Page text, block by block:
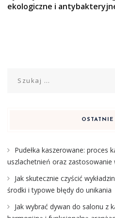
ekologiczne i
OSTATNIE
Pudełka kaszerowane: proces
uszlachetnień oraz
Jak skutecznie czyścić
środki i typowe błędy do unikania
Jak wybrać dywan do salonu z